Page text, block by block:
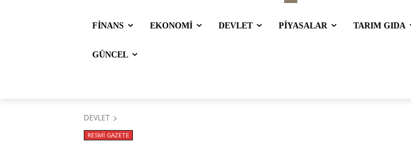
FİNANS EKONOMİ DEVLET PİYASALAR TARIM GIDA
GÜNCEL
DEVLET
RESMİ GAZETE